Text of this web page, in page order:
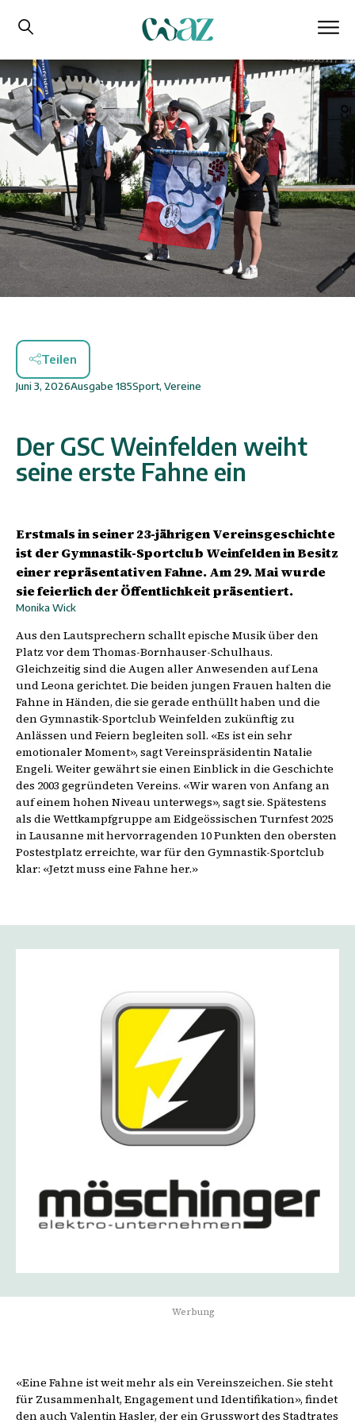
Teilen
Juni 3, 2026Ausgabe 185Sport, Vereine
Der GSC Weinfelden weiht
seine erste Fahne ein
Erstmals in seiner 23-jährigen Vereinsgeschichte
ist der Gymnastik-Sportclub Weinfelden in Besitz
einer repräsentativen Fahne. Am 29. Mai wurde
sie feierlich der Öffentlichkeit präsentiert.
Monika Wick
Aus den Lautsprechern schallt epische Musik über den
Platz vor dem Thomas-Bornhauser-Schulhaus.
Gleichzeitig sind die Augen aller Anwesenden auf Lena
und Leona gerichtet. Die beiden jungen Frauen halten die
Fahne in Händen, die sie gerade enthüllt haben und die
den Gymnastik-Sportclub Weinfelden zukünftig zu
Anlässen und Feiern begleiten soll. «Es ist ein sehr
emotionaler Moment», sagt Vereinspräsidentin Natalie
Engeli. Weiter gewährt sie einen Einblick in die Geschichte
des 2003 gegründeten Vereins. «Wir waren von Anfang an
auf einem hohen Niveau unterwegs», sagt sie. Spätestens
als die Wettkampfgruppe am Eidgeössischen Turnfest 2025
in Lausanne mit hervorragenden 10 Punkten den obersten
Postestplatz erreichte, war für den Gymnastik-Sportclub
klar: «Jetzt muss eine Fahne her.»
Werbung
«Eine Fahne ist weit mehr als ein Vereinszeichen. Sie steht
für Zusammenhalt, Engagement und Identifikation», findet
den auch Valentin Hasler, der ein Grusswort des Stadtrates